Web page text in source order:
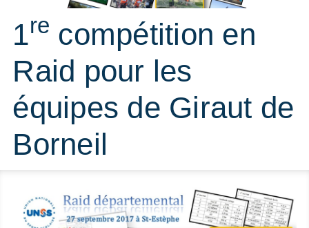
1re compétition en
Raid pour les
équipes de Giraut de
Borneil